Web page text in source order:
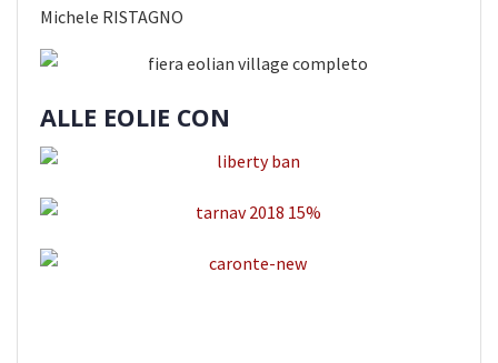
Michele RISTAGNO
ALLE EOLIE CON